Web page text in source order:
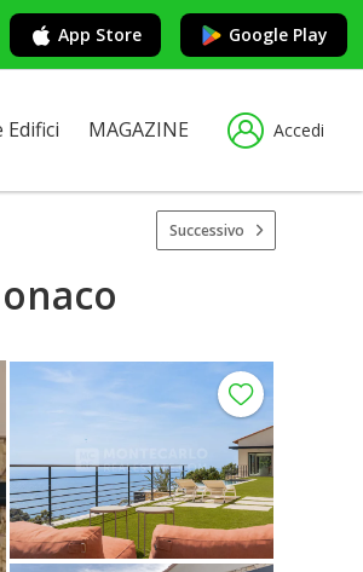
App Store Google Play
MAGAZINE Accedi
Successivo